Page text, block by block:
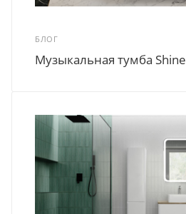
БЛОГ
Музыкальная тумба Shine